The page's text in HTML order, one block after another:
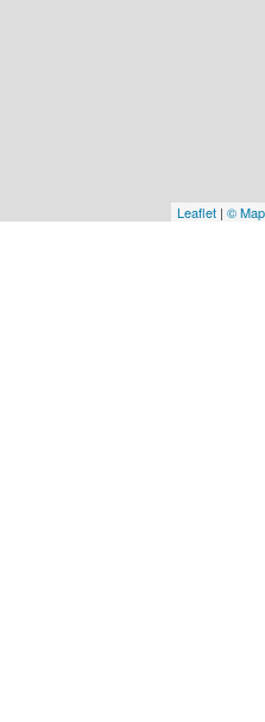
Leaflet | ©